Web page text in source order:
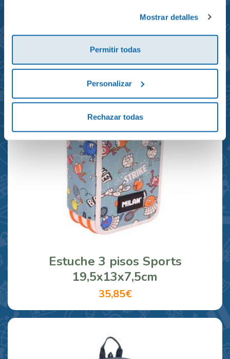
Mostrar detalles
Permitir todas
Personalizar
Rechazar todas
reciclada 21x10x28cm
23,95€
Estuche 3 pisos Sports
19,5x13x7,5cm
35,85€